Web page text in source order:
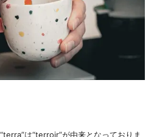
は“terroir”が由来となっておりま